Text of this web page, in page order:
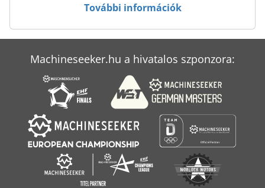
További információk
Machineseeker.hu a hivatalos szponzora: